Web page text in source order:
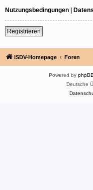
Nutzungsbedingungen |
Registrieren
ISDV-Homepage Foren
Powered by phpBB
Deutsche